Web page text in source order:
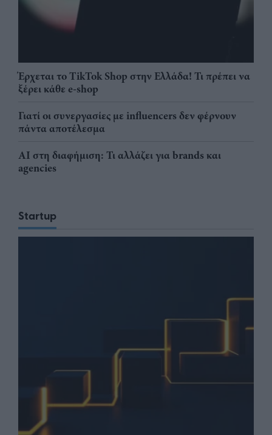
Έρχεται το TikTok Shop στην Ελλάδα! Τι πρέπει να
ξέρει κάθε e-shop
Γιατί οι συνεργασίες με influencers δεν φέρνουν
πάντα αποτέλεσμα
AI στη διαφήμιση: Τι αλλάζει για brands και
agencies
Startup